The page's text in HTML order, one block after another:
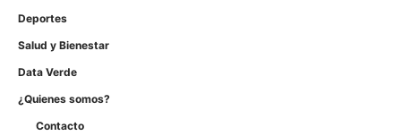
Deportes
Salud y Bienestar
Data Verde
¿Quienes somos?
Contacto